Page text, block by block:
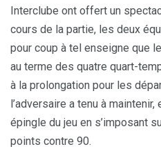
Interclube ont offert un
cours de la partie, les deux
pour coup à tel enseigne que
au terme des quatre quart-
à la prolongation pour les
l’adversaire a tenu à
épingle du jeu en s’imposant
points contre 90.